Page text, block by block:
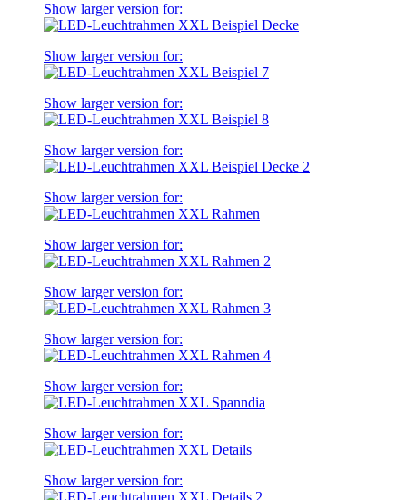
Show larger version for:
Show larger version for:
Show larger version for:
Show larger version for:
Show larger version for:
Show larger version for:
Show larger version for:
Show larger version for:
Show larger version for:
Show larger version for:
Show larger version for: